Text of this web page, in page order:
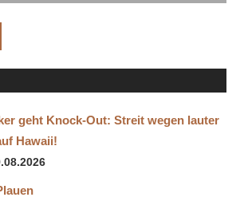
geht Knock-Out: Streit wegen lauter
Hawaii!